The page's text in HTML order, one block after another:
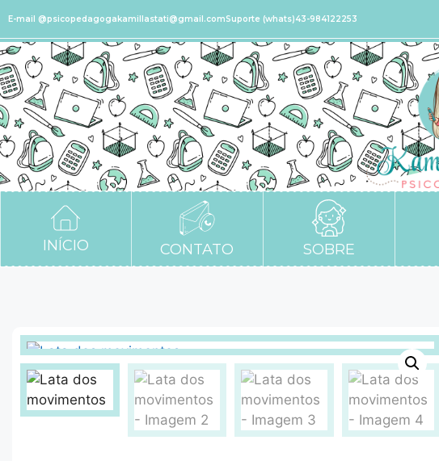
E-mail @psicopedagogakamillastati@gmail.comSuporte (whats)43-984122253
INÍCIO CONTATO SOBRE